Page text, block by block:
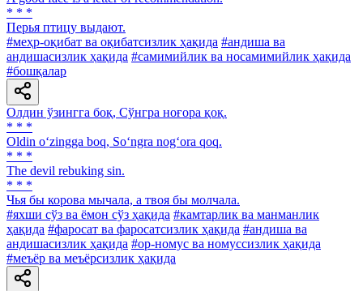
* * *
Перья птицу выдают.
#меҳр-оқибат ва оқибатсизлик ҳақида #андиша ва
андишасизлик ҳақида #самимийлик ва носамимийлик ҳақида
#бошқалар
Олдин ўзингга боқ, Сўнгра ноғора қоқ.
* * *
Oldin o‘zingga boq, So‘ngra nog‘ora qoq.
* * *
The devil rebuking sin.
* * *
Чья бы корова мычала, а твоя бы молчала.
#яхши сўз ва ёмон сўз ҳақида #камтарлик ва манманлик
ҳақида #фаросат ва фаросатсизлик ҳақида #андиша ва
андишасизлик ҳақида #ор-номус ва номуссизлик ҳақида
#меъёр ва меъёрсизлик ҳақида